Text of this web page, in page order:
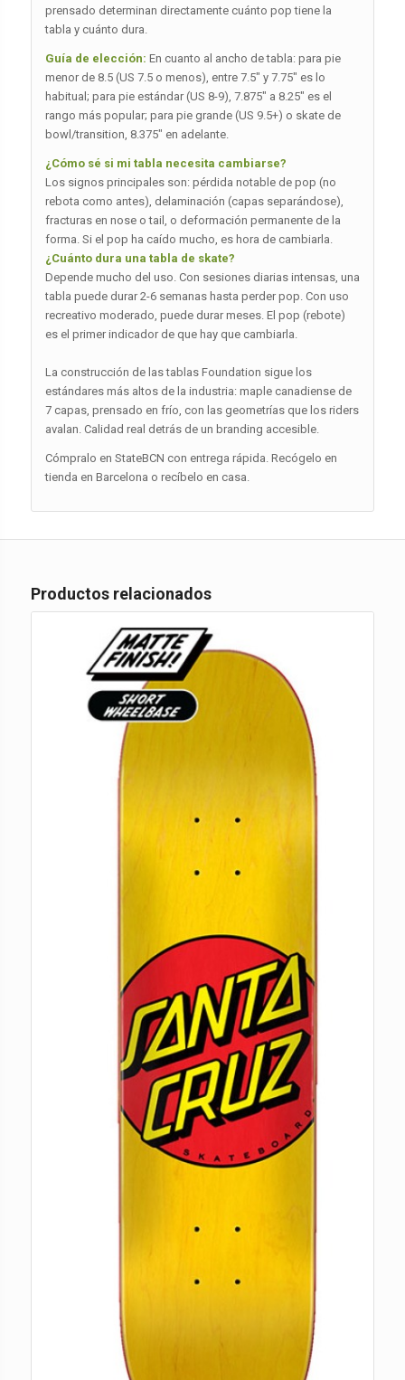
prensado determinan directamente cuánto pop tiene la
tabla y cuánto dura.
Guía de elección: En cuanto al ancho de tabla: para pie
menor de 8.5 (US 7.5 o menos), entre 7.5″ y 7.75″ es lo
habitual; para pie estándar (US 8-9), 7.875″ a 8.25″ es el
rango más popular; para pie grande (US 9.5+) o skate de
bowl/transition, 8.375″ en adelante.
¿Cómo sé si mi tabla necesita cambiarse?
Los signos principales son: pérdida notable de pop (no
rebota como antes), delaminación (capas separándose),
fracturas en nose o tail, o deformación permanente de la
forma. Si el pop ha caído mucho, es hora de cambiarla.
¿Cuánto dura una tabla de skate?
Depende mucho del uso. Con sesiones diarias intensas, una
tabla puede durar 2-6 semanas hasta perder pop. Con uso
recreativo moderado, puede durar meses. El pop (rebote)
es el primer indicador de que hay que cambiarla.
La construcción de las tablas Foundation sigue los
estándares más altos de la industria: maple canadiense de
7 capas, prensado en frío, con las geometrías que los riders
avalan. Calidad real detrás de un branding accesible.
Cómpralo en StateBCN con entrega rápida. Recógelo en
tienda en Barcelona o recíbelo en casa.
Productos relacionados